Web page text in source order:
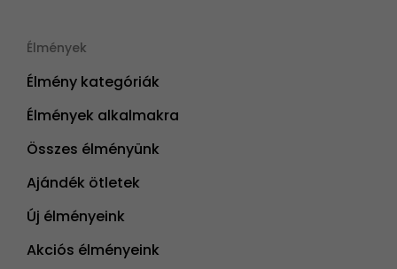
Élmények
Élmény kategóriák
Élmények alkalmakra
Összes élményünk
Ajándék ötletek
Új élményeink
Akciós élményeink